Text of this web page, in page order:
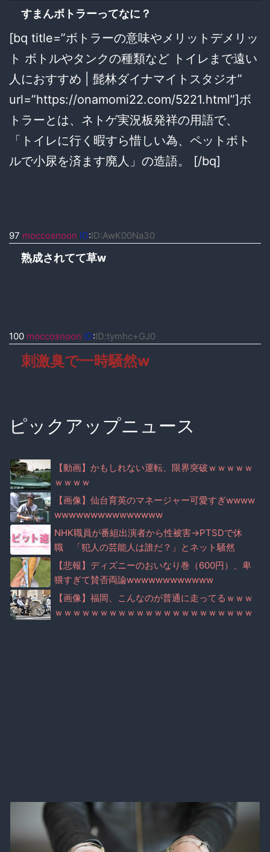
すまんボトラーってなに？
[bq title=”ボトラーの意味やメリットデメリッ
ト ボトルやタンクの種類など トイレまで遠い
人におすすめ | 髭林ダイナマイトスタジオ”
url=”https://onamomi22.com/5221.html”]ボ
トラーとは、ネトゲ実況板発祥の用語で、
「トイレに行く暇すら惜しい為、ペットボト
ルで小尿を済ます廃人」の造語。 [/bq]
97 moccosnoon ID:ID:AwK00Na30
熟成されてて草w
100 moccosnoon ID:ID:tymhc+GJ0
刺激臭で一時騒然w
ピックアップニュース
【動画】かもしれない運転、限界突破ｗｗｗｗｗ
ｗｗｗｗ
【画像】仙台育英のマネージャー可愛すぎwwww
wwwwwwwwwwwwwww
NHK職員が番組出演者から性被害→PTSDで休
職 「犯人の芸能人は誰だ？」とネット騒然
【悲報】ディズニーのおいなり巻（600円）、卑
猥すぎて賛否両論wwwwwwwwwwww
【画像】福岡、こんなのが普通に走ってるｗｗｗ
ｗｗｗｗｗｗｗｗｗｗｗｗｗｗｗｗｗｗｗｗｗｗ